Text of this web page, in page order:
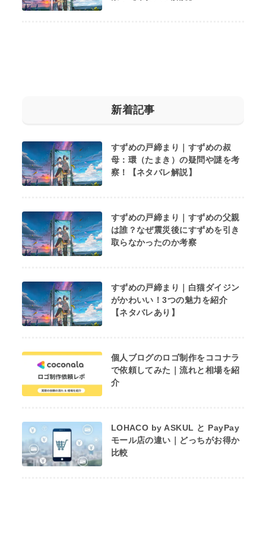
新着記事
すずめの戸締まり｜すずめの叔
母：環（たまき）の疑問や謎を考
察！【ネタバレ解説】
すずめの戸締まり｜すずめの父親
は誰？なぜ震災後にすずめを引き
取らなかったのか考察
すずめの戸締まり｜白猫ダイジン
がかわいい！3つの魅力を紹介
【ネタバレあり】
個人ブログのロゴ制作をココナラ
で依頼してみた｜流れと相場を紹
介
LOHACO by ASKUL と PayPay
モール店の違い｜どっちがお得か
比較